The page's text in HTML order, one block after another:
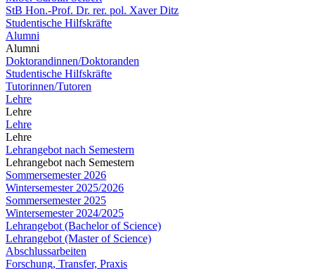
StB Hon.-Prof. Dr. rer. pol. Xaver Ditz
Studentische Hilfskräfte
Alumni
Alumni
Doktorandinnen/Doktoranden
Studentische Hilfskräfte
Tutorinnen/Tutoren
Lehre
Lehre
Lehre
Lehre
Lehrangebot nach Semestern
Lehrangebot nach Semestern
Sommersemester 2026
Wintersemester 2025/2026
Sommersemester 2025
Wintersemester 2024/2025
Lehrangebot (Bachelor of Science)
Lehrangebot (Master of Science)
Abschlussarbeiten
Forschung, Transfer, Praxis